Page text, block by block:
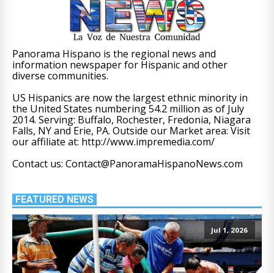
Panorama Hispano is the regional news and
information newspaper for Hispanic and other
diverse communities.
US Hispanics are now the largest ethnic minority in
the United States numbering 54.2 million as of July
2014. Serving: Buffalo, Rochester, Fredonia, Niagara
Falls, NY and Erie, PA. Outside our Market area: Visit
our affiliate at: http://www.impremedia.com/
Contact us: Contact@PanoramaHispanoNews.com
FEATURED NEWS
Jul 1, 2026